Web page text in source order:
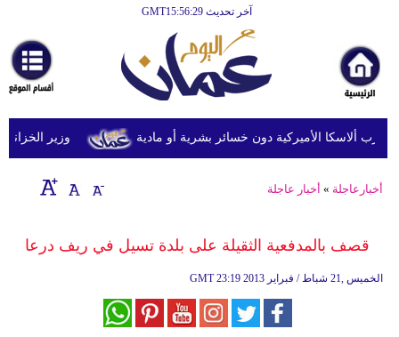
آخر تحديث GMT15:56:29
أخبارعاجلة
رياضة
ثقافة
إقتصاد
وموسيقى
وزير الخزانة
أخبارعاجلة » أخبار عاجلة
قصف بالمدفعية الثقيلة على بلدة تسيل في ريف درعا
GMT 23:19 2013 الخميس ,21 شباط / فبراير